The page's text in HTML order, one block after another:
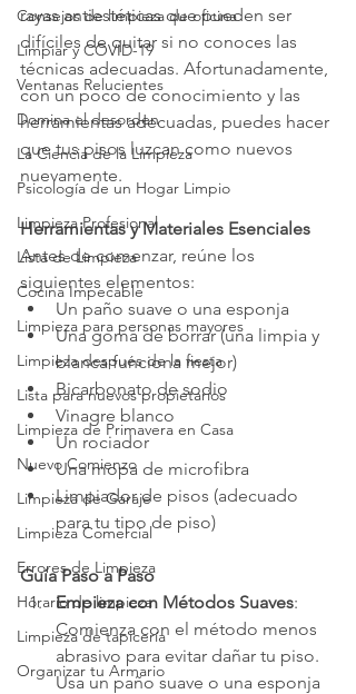
Consejos de limpieza de oficina
Limpiar y COVID-19
Ventanas Relucientes
Domina el desorden
La Ciencia de la Limpieza
Psicología de un Hogar Limpio
Limpieza Profesional
Lista de Limpieza
Cocina Impecable
Limpieza para personas mayores
Limpieza después de la fiesta
Lista para nuevos propietarios
Limpieza de Primavera en Casa
Nuevo Comienzo
Limpieza de Garaje
Limpieza Comercial
Errores de Limpieza
Horario de limpieza
Limpieza de tapicería
Organizar tu Armario
rayas antiestéticas que pueden ser
difíciles de quitar si no conoces las
técnicas adecuadas. Afortunadamente,
con un poco de conocimiento y las
herramientas adecuadas, puedes hacer
que tus pisos luzcan como nuevos
nuevamente.
Herramientas y Materiales Esenciales
Antes de comenzar, reúne los
siguientes elementos:
Un paño suave o una esponja
Una goma de borrar (una limpia y
blanca funciona mejor)
Bicarbonato de sodio
Vinagre blanco
Un rociador
Una mopa de microfibra
Limpiador de pisos (adecuado
para tu tipo de piso)
Guía Paso a Paso
Empieza con Métodos Suaves:
Comienza con el método menos
abrasivo para evitar dañar tu piso.
Usa un paño suave o una esponja